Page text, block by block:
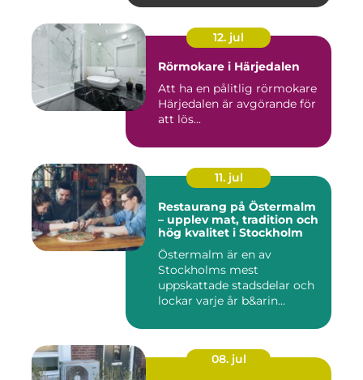
12. jul
Rörmokare i Härjedalen
Att ha en pålitlig rörmokare
Härjedalen är avgörande för
att lös...
11. jul
Restaurang på Östermalm
– upplev mat, tradition och
hög kvalitet i Stockholm
Östermalm är en av
Stockholms mest
uppskattade stadsdelar och
lockar varje år b&arin...
08. jul